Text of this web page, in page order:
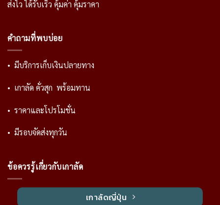
ส่งไว ได้รับเร็ว คุ้มค่า คุ้มราคา
คำถามที่พบบ่อย
• มีบริการเก็บเงินปลายทาง
• เกาลัด คั่วสุก พร้อมทาน
• ราคาและโปรโมชั่น
• มีรอบจัดส่งทุกวัน
ข้อควรรู้เกี่ยวกับเกาลัด
เกาลัดญี่ปุ่น